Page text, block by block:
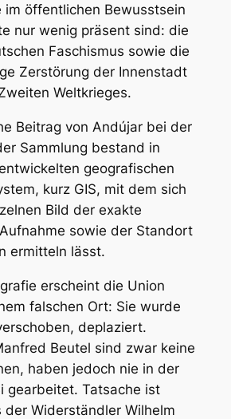
im öffentlichen Bewusstsein
nur wenig präsent sind: die
Faschismus sowie die
Zerstörung der Innenstadt
Weltkrieges.
Beitrag von Andújar bei der
Sammlung bestand in
geografischen
kurz GIS, mit dem sich
Bild der exakte
sowie der Standort
ermitteln lässt.
erscheint die Union
falschen Ort: Sie wurde
deplaziert.
Beutel sind zwar keine
haben jedoch nie in der
gearbeitet. Tatsache ist
der Widerständler Wilhelm